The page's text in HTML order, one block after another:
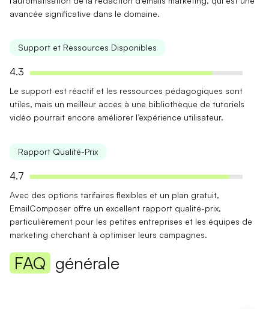
avancée significative dans le domaine.
Support et Ressources Disponibles
4.3
Le support est réactif et les ressources pédagogiques sont
utiles, mais un meilleur accès à une bibliothèque de tutoriels
vidéo pourrait encore améliorer l’expérience utilisateur.
Rapport Qualité-Prix
4.7
Avec des options tarifairesflexibles et un plan gratuit,
EmailComposer offre un excellent rapport qualité-prix,
particulièrement pour les petites entreprises et les équipes de
marketing cherchant à optimiser leurs campagnes.
FAQ générale